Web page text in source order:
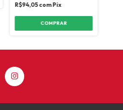
R$94,05comPix
COMPRAR